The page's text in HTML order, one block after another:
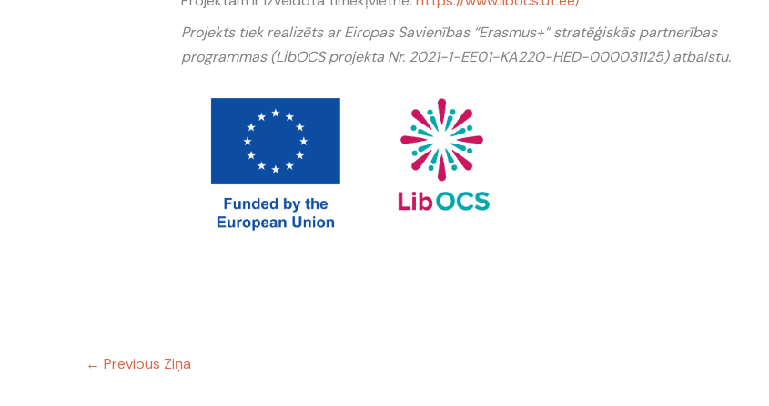
Projekts tiek realizēts ar Eiropas Savienības “Erasmus+” stratēģiskās partnerības
programmas (LibOCS projekta Nr. 2021-1-EE01-KA220-HED-000031125) atbalstu.
← Previous Ziņa